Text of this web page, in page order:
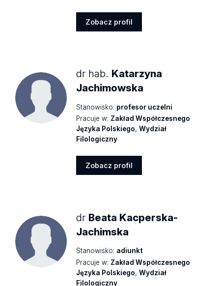
Zobacz profil
dr hab. Katarzyna
Jachimowska
Stanowisko: profesor uczelni
Pracuje w: Zakład Współczesnego
Języka Polskiego,Wydział
Filologiczny
Zobacz profil
dr Beata Kacperska-
Jachimska
Stanowisko: adiunkt
Pracuje w: Zakład Współczesnego
Języka Polskiego,Wydział
Filologiczny